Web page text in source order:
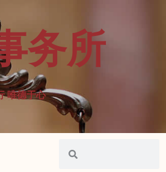
务所
唯德于心